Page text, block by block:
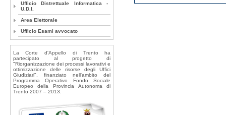
Ufficio Distrettuale Informatica -
U.D.I.
Area Elettorale
Ufficio Esami avvocato
La Corte d'Appello di Trento ha
partecipato al progetto di
"Riorganizzazione dei processi lavorativi e
ottimizzazione delle risorse degli Uffici
Giudiziari", finanziato nell'ambito del
Programma Operativo Fondo Sociale
Europeo della Provincia Autonoma di
Trento 2007 – 2013.